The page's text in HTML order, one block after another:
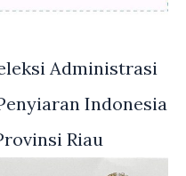
Administrasi
Indonesia
Riau